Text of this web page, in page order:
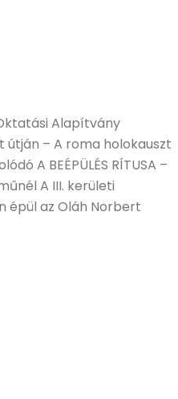
Alapítvány
– A roma holokauszt
A BEÉPÜLÉS RÍTUSA –
A III. kerületi
épül az Oláh Norbert